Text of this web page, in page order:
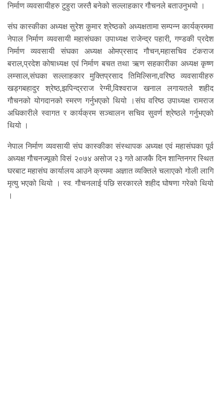
निर्माण व्यवसायीहरु टुहुरा जस्तै बनेको सल्लाहकार गौचनले बताउनुभयो ।
संघ कास्कीका अध्यक्ष सुरेश कुमार श्रेष्ठको अध्यक्षतामा सम्पन्न कार्यक्रममा
नेपाल निर्माण व्यवसायी महासंघका उपाध्यक्ष राजेन्द्र पहारी, गण्डकी प्रदेश
निर्माण व्यवसायी संघका अध्यक्ष ओमप्रसाद गौचन,महासचिव टंकराज
बराल,प्रदेश कोषाध्यक्ष एवं निर्माण बचत तथा ऋण सहकारीका अध्यक्ष कृष्ण
लम्साल,संघका सल्लाहकार मुक्तिप्रसाद तिमिल्सिना,वरिष्ठ व्यवसायीहरु
खड्गबहादुर श्रेष्ठ,झपिन्द्रराज रेग्मी,विश्वराज खनाल लगायतले शहीद
गौचनको योगदानको स्मरण गर्नुभएको थियो ।संघ वरिष्ठ उपाध्यक्ष रामराज
अधिकारीले स्वागत र कार्यक्रम सञ्चालन सचिव सुवर्ण श्रेष्ठले गर्नुभएको
थियो ।
नेपाल निर्माण व्यवसायी संघ कास्कीका संस्थापक अध्यक्ष एवं महासंघका पूर्व
अध्यक्ष गौचनज्यूको विसं २०७४ असोज २३ गते आजकै दिन शान्तिनगर स्थित
घरबाट महासंघ कार्यालय आउने क्रममा अज्ञात व्यक्तिले चलाएको गोली लागि
मृत्यु भएको थियो । स्व. गौचनलाई पछि सरकारले शहीद घोषणा गरेको थियो
।